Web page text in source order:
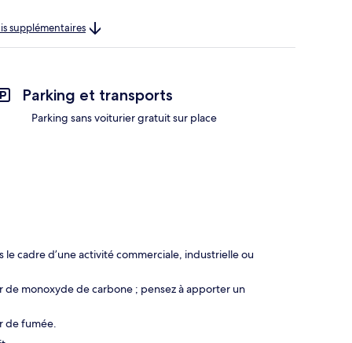
supplémentaires
Parking et transports
Parking sans voiturier gratuit sur place
cadre d’une activité commerciale, industrielle ou
monoxyde de carbone ; pensez à apporter un
de fumée.